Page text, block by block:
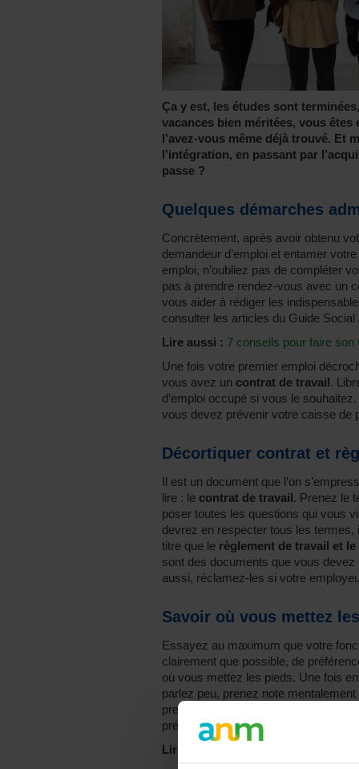
Ça y est, les études sont
vacances bien méritées, vous
l’avez-vous même déjà trouvé. Et
l’intégration, en passant par
passe ?
Quelques démarches
Concrètement, après avoir obtenu
demandeur d’emploi et entamer
emploi, n’oubliez pas de compléter
pas à prendre rendez-vous avec un
vous aider à rédiger les
consulter les articles du Guide Social
Lire aussi : 7 conseils pour faire son
Une fois votre premier emploi
vous avez un contrat de travail.
d’emploi occupé si vous le
vous devez prévenir votre caisse de
Décortiquer contrat et
Il est un document que l’on
lire : le contrat de travail. Prenez le
poser toutes les questions qui vous
devrez en respecter tous les termes,
titre que le règlement de travail et
sont des documents que vous
aussi, réclamez-les si votre
Savoir où vous mettez
Essayez au maximum que votre
clairement que possible, de
où vous mettez les pieds. Une fois
parlez peu, prenez note
preuve de bon sens, rendez service,
prétentieuses.Vous êtes diplômé,
Lire aussi :